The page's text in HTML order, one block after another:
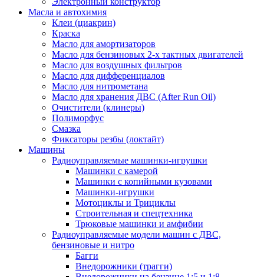
Масла и автохимия
Клеи (циакрин)
Краска
Масло для амортизаторов
Масло для бензиновых 2-х тактных двигателей
Масло для воздушных фильтров
Масло для дифференциалов
Масло для нитрометана
Масло для хранения ДВС (After Run Oil)
Очистители (клинеры)
Полиморфус
Смазка
Фиксаторы резбы (локтайт)
Машины
Радиоуправляемые машинки-игрушки
Машинки с камерой
Машинки с копийными кузовами
Машинки-игрушки
Мотоциклы и Трициклы
Строительная и спецтехника
Трюковые машинки и амфибии
Радиоуправляемые модели машин с ДВС,
бензиновые и нитро
Багги
Внедорожники (трагги)